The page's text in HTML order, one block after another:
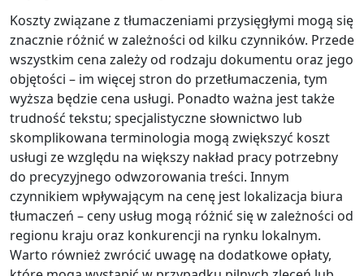
Koszty związane z tłumaczeniami przysięgłymi mogą się
znacznie różnić w zależności od kilku czynników. Przede
wszystkim cena zależy od rodzaju dokumentu oraz jego
objętości – im więcej stron do przetłumaczenia, tym
wyższa będzie cena usługi. Ponadto ważna jest także
trudność tekstu; specjalistyczne słownictwo lub
skomplikowana terminologia mogą zwiększyć koszt
usługi ze względu na większy nakład pracy potrzebny
do precyzyjnego odwzorowania treści. Innym
czynnikiem wpływającym na cenę jest lokalizacja biura
tłumaczeń – ceny usług mogą różnić się w zależności od
regionu kraju oraz konkurencji na rynku lokalnym.
Warto również zwrócić uwagę na dodatkowe opłaty,